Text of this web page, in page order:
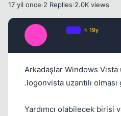
17 yil once·2 Replies·2.0K views
⭐ 19y
Arkadaşlar Windows Vista
.logonvista uzantılı
Yardımcı olabilecek birisi